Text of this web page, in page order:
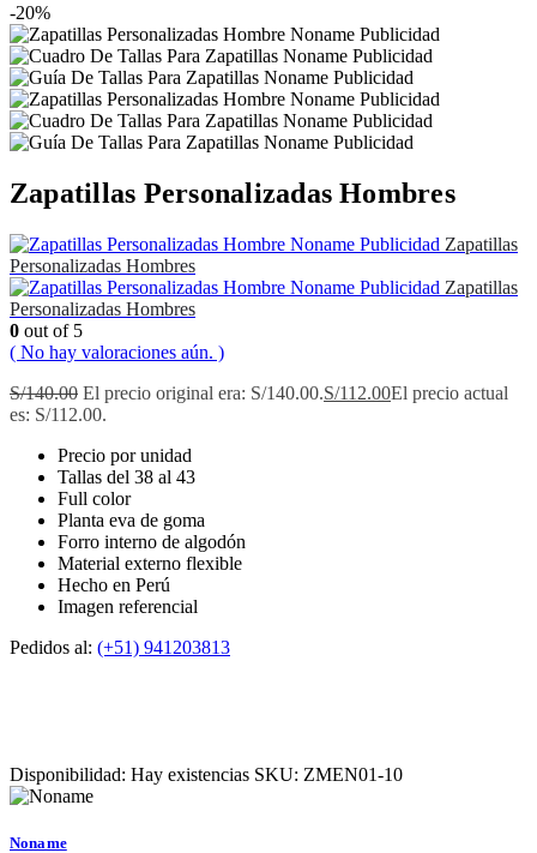
-20%
Zapatillas Personalizadas Hombres
Zapatillas
Personalizadas Hombres
Zapatillas
Personalizadas Hombres
0 out of 5
( No hay valoraciones aún. )
S/140.00 El precio original era: S/140.00.S/112.00El precio actual
es: S/112.00.
Precio por unidad
Tallas del 38 al 43
Full color
Planta eva de goma
Forro interno de algodón
Material externo flexible
Hecho en Perú
Imagen referencial
Pedidos al: (+51) 941203813
Disponibilidad: Hay existencias SKU: ZMEN01-10
Noname